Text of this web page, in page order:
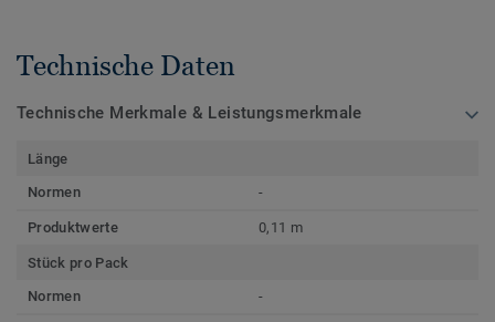
Technische Daten
Technische Merkmale & Leistungsmerkmale
Länge
Normen
-
Produktwerte 0,11 m
Stück pro Pack
Normen
-